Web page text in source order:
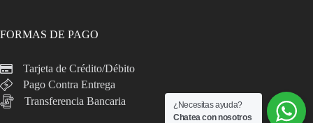
FORMAS DE PAGO
Tarjeta de Crédito/Débito
Pago Contra Entrega
Transferencia Bancaria
¿Necesitas ayuda?
Chatea con nosotros